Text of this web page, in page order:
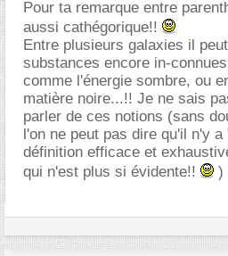
Pour ta remarque entre
aussi cathégorique!!
Entre plusieurs galaxies il
substances encore in-
comme l'énergie sombre, ou
matière noire...!! Je ne sais
parler de ces notions (sans
l'on ne peut pas dire qu'il n'y
définition efficace et
qui n'est plus si évidente!!
)